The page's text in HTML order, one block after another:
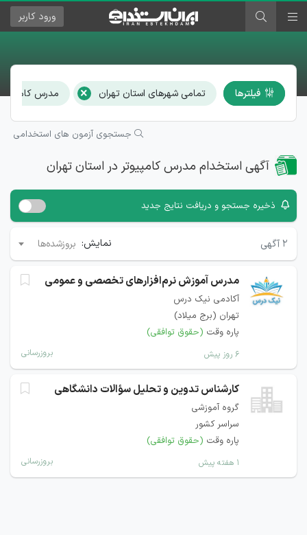
ورود کاربر
فیلترها تمامی شهرهای استان تهران × مدرس کامپیوتر
جستجوی آزمون های استخدامی
آگهی استخدام مدرس کامپیوتر در استان تهران
ذخیره جستجو و دریافت نتایج جدید
۲ آگهی نمایش: بروزشده‌ها
مدرس آموزش نرم‌افزارهای تخصصی و عمومی
آکادمی نیک درس
تهران (برج میلاد)
پاره وقت (حقوق توافقی)
۶ روز پیش بروزرسانی
کارشناس تدوین و تحلیل سؤالات دانشگاهی
گروه آموزشی
سراسر کشور
پاره وقت (حقوق توافقی)
۱ هفته پیش بروزرسانی